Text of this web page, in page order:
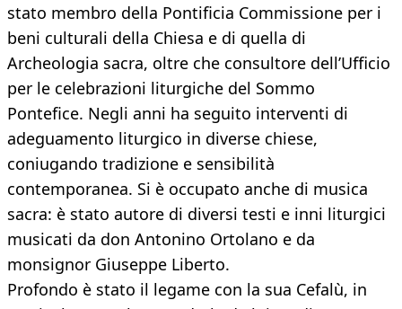
stato membro della Pontificia Commissione per i
beni culturali della Chiesa e di quella di
Archeologia sacra, oltre che consultore dell’Ufficio
per le celebrazioni liturgiche del Sommo
Pontefice. Negli anni ha seguito interventi di
adeguamento liturgico in diverse chiese,
coniugando tradizione e sensibilità
contemporanea. Si è occupato anche di musica
sacra: è stato autore di diversi testi e inni liturgici
musicati da don Antonino Ortolano e da
monsignor Giuseppe Liberto.
Profondo è stato il legame con la sua Cefalù, in